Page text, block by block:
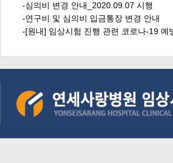
-심의비 변경 안내_2020.09.07 시행
-연구비 및 심의비 입금통장 변경 안내
-[원내] 임상시험 진행 관련 코로나-19 예